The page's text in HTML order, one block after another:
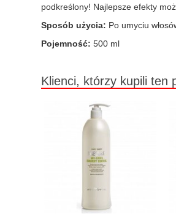
podkreślony! Najlepsze efekty
Sposób użycia: Po umyciu
Pojemność: 500 ml
Klienci, którzy kupili ten